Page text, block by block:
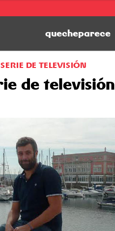
quecheparece
DE TELEVISIÓN
de televisión